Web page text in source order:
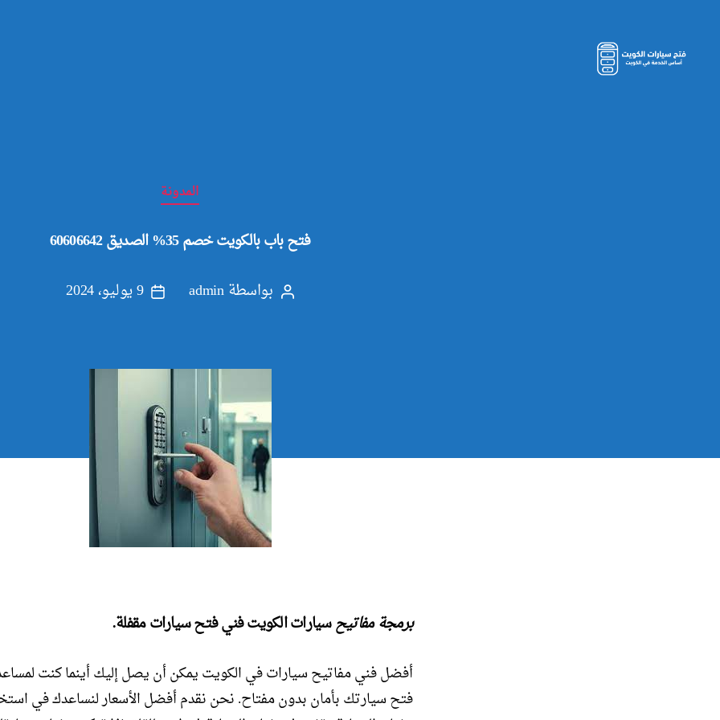
التصنيفاتالمدونة
فتح باب بالكويت خصم 35% الصديق 60606642
كاتببواسطةadmin
تاريخ
9 يوليو، 2024
برمجة مفاتيحسيارات الكويت فني فتح سيارات مقفلة.
أفضل فني مفاتيح سيارات في الكويت يمكن أن يصل إليك أينما كنت
فتح سيارتك بأمان بدون مفتاح. نحن نقدم أفضل الأسعار لنساعدك في